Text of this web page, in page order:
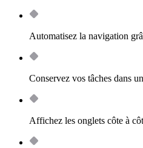
Automatisez la navigation
Conservez vos tâches dans
Affichez les onglets côte à